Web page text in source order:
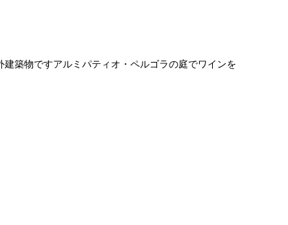
築物ですアルミパティオ・ペルゴラの庭でワインを